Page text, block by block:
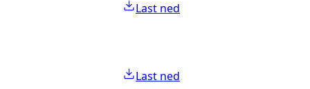
Last ned
Last ned